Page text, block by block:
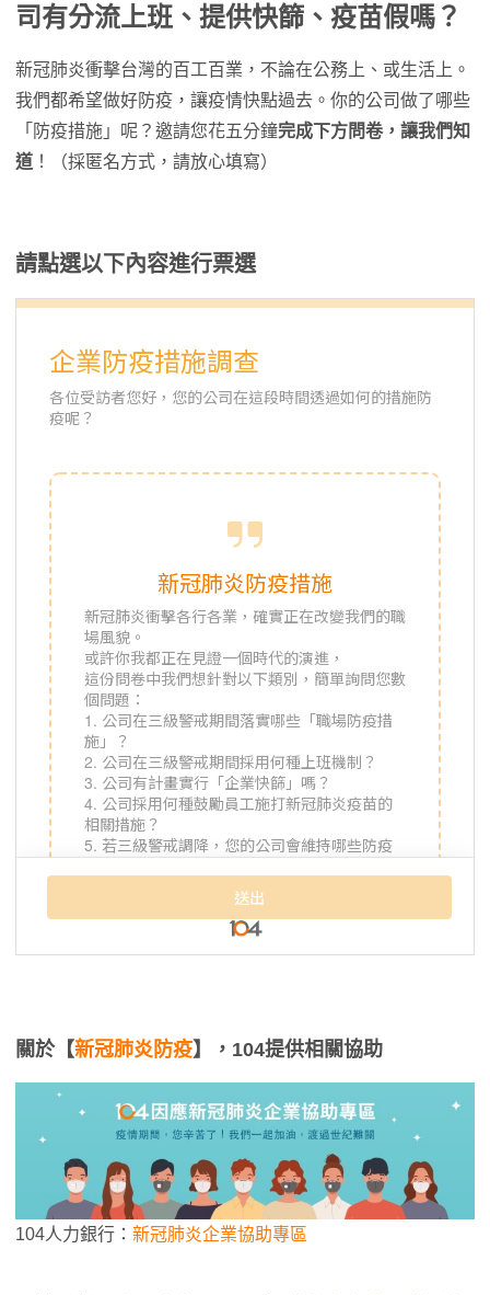
司有分流上班、提供快篩、疫苗假嗎？
新冠肺炎衝擊台灣的百工百業，不論在公務上、或生活上。
我們都希望做好防疫，讓疫情快點過去。你的公司做了哪些
「防疫措施」呢？邀請您花五分鐘完成下方問卷，讓我們知
道 ！（採匿名方式，請放心填寫）
請點選以下內容進行票選
關於【新冠肺炎防疫】，104提供相關協助
104人力銀行： 新冠肺炎企業協助專區